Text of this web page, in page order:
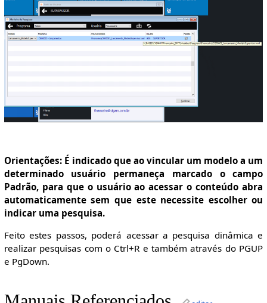
Orientações: É indicado que ao vincular um modelo a um
determinado usuário permaneça marcado o campo
Padrão, para que o usuário ao acessar o conteúdo abra
automaticamente sem que este necessite escolher ou
indicar uma pesquisa.
Feito estes passos, poderá acessar a pesquisa dinâmica e
realizar pesquisas com o Ctrl+R e também através do PGUP
e PgDown.